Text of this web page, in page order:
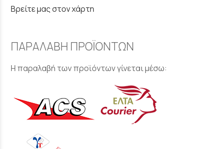
Βρείτε μας στον χάρτη
ΠΑΡΑΛΑΒΗ ΠΡΟΪΟΝΤΩΝ
Η παραλαβή των προϊόντων γίνεται μέσω: